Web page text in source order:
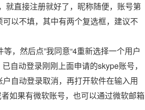
就直接注册就好了，昵称随便，账号第
以不填，其中有两个复选框，建议不
，然后点”我同意“4重新选择一个用户
自动登录刚刚上面申请的skype账号，
自动登录取消，再打开软件在输入用
如果有微软账号，也可以通过微软邮箱